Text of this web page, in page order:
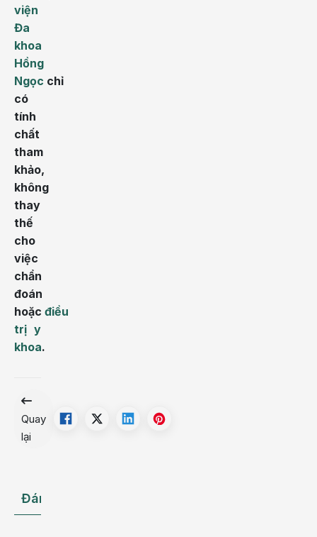
viện
Đa
khoa
Hồng
Ngọc chỉ
có
tính
chất
tham
khảo,
không
thay
thế
cho
việc
chẩn
đoán
hoặc điều
trị y
khoa.
Quay
lại
Đánh giá